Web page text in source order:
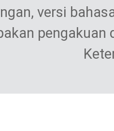
versi
pengakuan